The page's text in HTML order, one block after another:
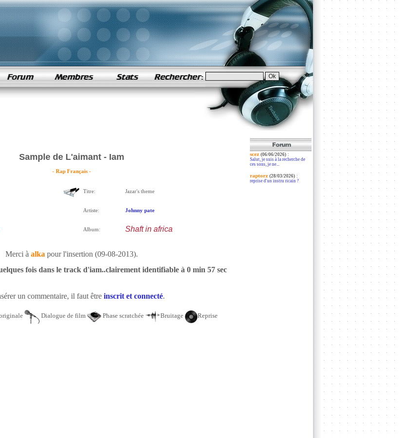
Sample de L'aimant - Iam
- Rap Français -
Titre: Jazar's theme
Artiste: Johnny pate
Album: Shaft in africa
Merci à alka pour l'insertion (09-08-2013).
fois dans le track d'iam..clairement identifiable à 0 min 57 sec
un commentaire, il faut être inscrit et connecté.
Dialogue de film Phase scratchée Bruitage Reprise
scez (06/06/2026):
Salut, je suis à la recherche de
ces sons, je ne...
raptorz (28/03/2026):
reprise d'un instru ricain ?